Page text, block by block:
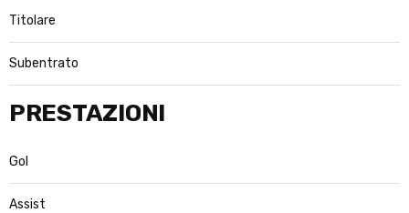
Titolare
Subentrato
PRESTAZIONI
Gol
Assist